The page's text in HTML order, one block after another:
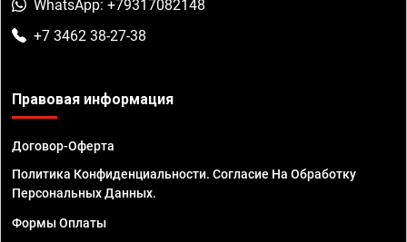
WhatsApp: +79317082148
+7 3462 38-27-38
Правовая информация
Договор-Оферта
Политика Конфиденциальности. Согласие На Обработку
Персональных Данных.
Формы Оплаты